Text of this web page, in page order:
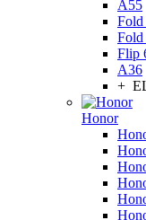
A55
Fold
Fold
Flip
A36
+
Honor